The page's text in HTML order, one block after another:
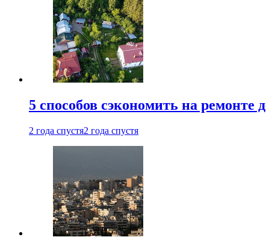
5 способов сэкономить на
2 года спустя2 года спустя